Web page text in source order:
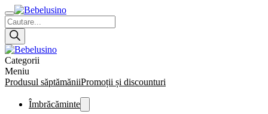
Products
search
Categorii
Meniu
Produsul săptămăniiPromoții și discounturi
Îmbrăcăminte